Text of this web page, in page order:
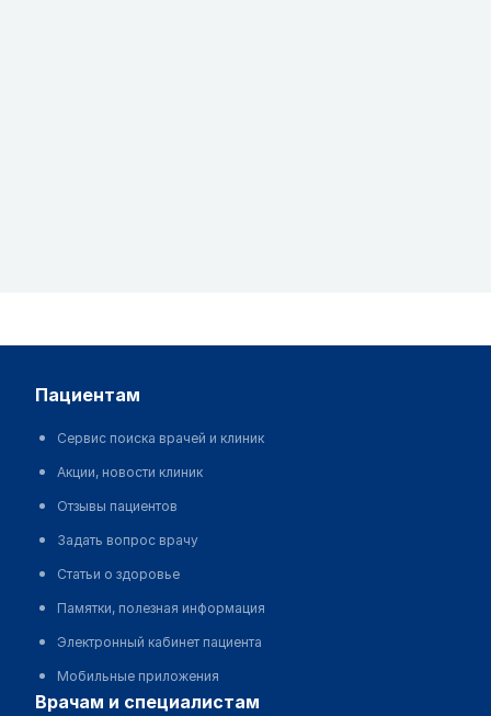
пациентам
Сервис поиска врачей и клиник
Акции, новости клиник
Отзывы пациентов
Задать вопрос врачу
Статьи о здоровье
Памятки, полезная информация
Электронный кабинет пациента
Мобильные приложения
врачам и специалистам